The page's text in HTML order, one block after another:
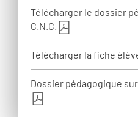
Télécharger le dossier
C.N.C.
Télécharger la fiche
Dossier pédagogique